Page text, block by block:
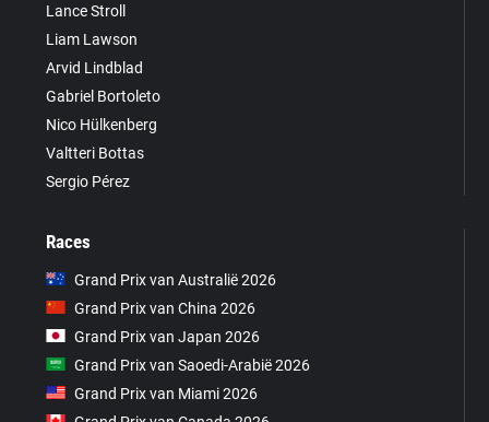
Lance Stroll
Liam Lawson
Arvid Lindblad
Gabriel Bortoleto
Nico Hülkenberg
Valtteri Bottas
Sergio Pérez
Races
Grand Prix van Australië 2026
Grand Prix van China 2026
Grand Prix van Japan 2026
Grand Prix van Saoedi-Arabië 2026
Grand Prix van Miami 2026